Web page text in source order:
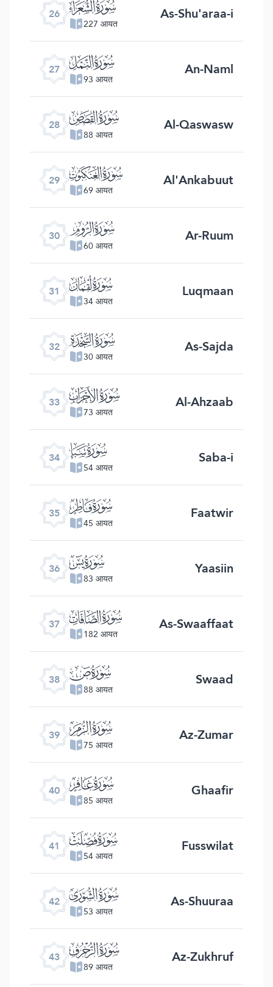
26 ﮦ
227 आयत As-Shu'araa-i
27 ﮧ
93 आयत An-Naml
28 ﮨ
88 आयत Al-Qaswasw
29 ﮩ
69 आयत Al'Ankabuut
30 ﮪ
60 आयत Ar-Ruum
31 ﮫ
34 आयत Luqmaan
32 ﮬ
30 आयत As-Sajda
33 ﮭ
73 आयत Al-Ahzaab
34 ﮮ
54 आयत Saba-i
35 ﮯ
45 आयत Faatwir
36 ﮰ
83 आयत Yaasiin
37 ﮱ
182 आयत As-Swaaffaat
38 ﯓ
88 आयत Swaad
39 ﯔ
75 आयत Az-Zumar
40 ﯕ
85 आयत Ghaafir
41 ﯖ
54 आयत Fusswilat
42 ﯗ
53 आयत As-Shuuraa
43 ﯘ
89 आयत Az-Zukhruf